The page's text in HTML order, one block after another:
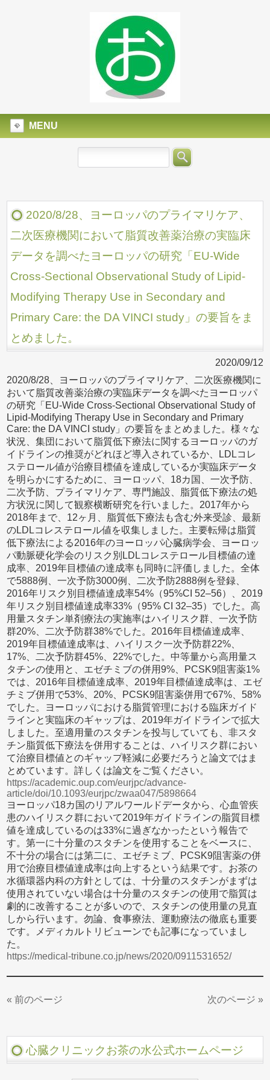
MENU
2020/8/28、ヨーロッパのプライマリケア、
二次医療機関において脂質改善薬治療の実臨床
データを調べたヨーロッパの研究「EU-Wide
Cross-Sectional Observational Study of Lipid-
Modifying Therapy Use in Secondary and
Primary Care: the DA VINCI study」の要旨をま
とめました。
2020/09/12
2020/8/28、ヨーロッパのプライマリケア、二次医療機関に
おいて脂質改善薬治療の実臨床データを調べたヨーロッパ
の研究「EU-Wide Cross-Sectional Observational Study of
Lipid-Modifying Therapy Use in Secondary and Primary
Care: the DA VINCI study」の要旨をまとめました。様々な
状況、集団において脂質低下療法に関するヨーロッパのガ
イドラインの推奨がどれほど導入されているか、LDLコレ
ステロール値が治療目標値を達成しているか実臨床データ
を明らかにするために、ヨーロッパ、18カ国、一次予防、
二次予防、プライマリケア、専門施設、脂質低下療法の処
方状況に関して観察横断研究を行いました。2017年から
2018年まで、12ヶ月、脂質低下療法も含む外来受診、最新
のLDLコレステロール値を収集しました。主要転帰は脂質
低下療法による2016年のヨーロッパ心臓病学会、ヨーロッ
パ動脈硬化学会のリスク別LDLコレステロール目標値の達
成率、2019年目標値の達成率も同時に評価しました。全体
で5888例、一次予防3000例、二次予防2888例を登録、
2016年リスク別目標値達成率54%（95%CI 52–56）、2019
年リスク別目標値達成率33%（95% CI 32–35）でした。高
用量スタチン単剤療法の実施率はハイリスク群、一次予防
群20%、二次予防群38%でした。2016年目標値達成率、
2019年目標値達成率は、ハイリスク一次予防群22%、
17%、二次予防群45%、22%でした。中等量から高用量ス
タチンの使用と、エゼチミブの併用9%、PCSK9阻害薬1%
では、2016年目標値達成率、2019年目標値達成率は、エゼ
チミブ併用で53%、20%、PCSK9阻害薬併用で67%、58%
でした。ヨーロッパにおける脂質管理における臨床ガイド
ラインと実臨床のギャップは、2019年ガイドラインで拡大
しました。至適用量のスタチンを投与していても、非スタ
チン脂質低下療法を併用することは、ハイリスク群におい
て治療目標値とのギャップ軽減に必要だろうと論文ではま
とめています。詳しくは論文をご覧ください。
https://academic.oup.com/eurjpc/advance-
article/doi/10.1093/eurjpc/zwaa047/5898664
ヨーロッパ18カ国のリアルワールドデータから、心血管疾
患のハイリスク群において2019年ガイドラインの脂質目標
値を達成しているのは33%に過ぎなかったという報告で
す。第一に十分量のスタチンを使用することをベースに、
不十分の場合には第二に、エゼチミブ、PCSK9阻害薬の併
用で治療目標値達成率は向上するという結果です。お茶の
水循環器内科の方針としては、十分量のスタチンがまずは
使用されていない場合は十分量のスタチンの使用で脂質は
劇的に改善することが多いので、スタチンの使用量の見直
しから行います。勿論、食事療法、運動療法の徹底も重要
です。メディカルトリビューンでも記事になっていまし
た。
https://medical-tribune.co.jp/news/2020/0911531652/
« 前のページ 次のページ »
心臓クリニックお茶の水公式ホームページ